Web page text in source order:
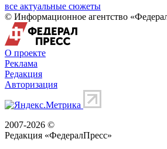
все актуальные сюжеты
© Информационное агентство
О проекте
Реклама
Редакция
Авторизация
2007-2026 ©
Редакция «ФедералПресс»